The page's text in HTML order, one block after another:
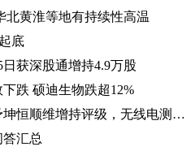
北黄淮等地有持续性高温
底
获深股通增持4.9万股
跌 硕迪生物跌超12%
世界快资讯丨国金证券给予坤恒顺维增持评级，无线电测量仿真龙头，新品打开增长极
汇总